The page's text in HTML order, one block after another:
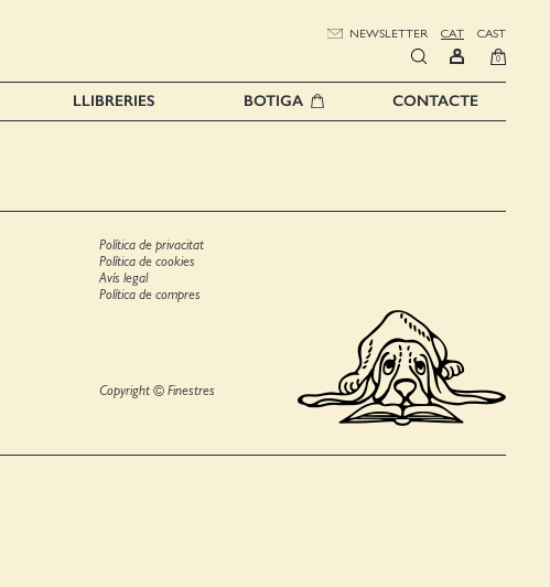
NEWSLETTER CAT CAST
0
LLIBRERIES BOTIGA CONTACTE
Política de privacitat
Política de cookies
Avís legal
Política de compres
Copyright © Finestres